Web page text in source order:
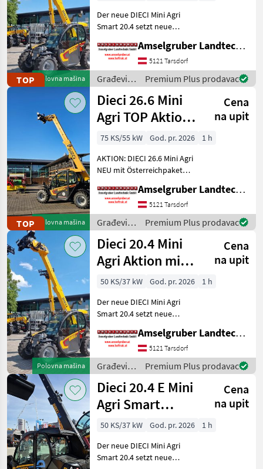
JCB
46
Merlo
32
Claas
27
Bobcat
24
(25)
MARKETPLACE
Marketplace
Ponude
trgovaca
Oglasi
TOP Polovna mašina
Der neue DIECI Mini Agri
Smart 20.4 setzt neue
Teleskopladermarkt. Stufe
5 Motor - -Größte Kabine
(Baugleich vom Modell 26.6
Mini Agri) -50
Amselgruber Landtechnik GmbH
5121 Tarsdorf
Građevinski
strojevi /
Dieci
Premium Plus prodavac
TOP Polovna mašina
Dieci 26.6 Mini
Agri TOP Aktion
mit
Österreichpaket
Cena
na upit
75 KS/55 kW God. pr. 2026
1 h
AKTION: DIECI 26.6 Mini Agri
NEU mit Österreichpaket
Kg Traglast -578cm
Hubhöhe
Werkzeugunterkante -Unter
200cm Bauhöhe -75 PS 4
Zylind
Amselgruber Landtechnik GmbH
5121 Tarsdorf
Građevinski
strojevi /
Dieci
Premium Plus prodavac
Polovna mašina
Dieci 20.4 Mini
Agri Aktion mit
Österreichpaket
Cena
na upit
50 KS/37 kW God. pr. 2026
1 h
Der neue DIECI Mini Agri
Smart 20.4 setzt neue
Teleskopladermarkt. Stufe
5 Motor - -Größte Kabine
(Baugleich vom Modell 26.6
Mini Agri) -50
Amselgruber Landtechnik GmbH
5121 Tarsdorf
Građevinski
strojevi /
Dieci
Premium Plus prodavac
Dieci 20.4 E Mini
Agri Smart
ELEKTRO
Teleskoplader
TOP
Cena
na upit
50 KS/37 kW God. pr. 2026
1 h
Der neue DIECI Mini Agri
Smart 20.4 setzt neue